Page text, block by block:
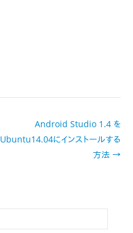
Android Studio 1.4 を
Ubuntu14.04にインストールする
方法 →